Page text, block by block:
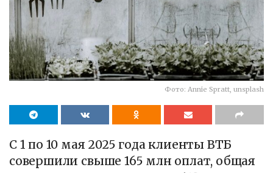
Фото: Annie Spratt, unsplash
С 1 по 10 мая 2025 года клиенты ВТБ
совершили свыше 165 млн оплат, общая